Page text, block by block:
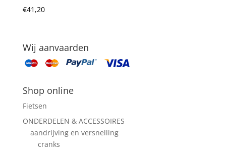
€41,20
Wij aanvaarden
Shop online
Fietsen
ONDERDELEN & ACCESSOIRES
aandrijving en versnelling
cranks